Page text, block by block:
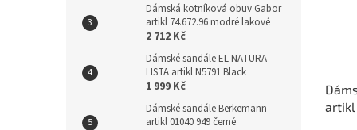
Dámská kotníková obuv Gabor
artikl 74.672.96 modré lakové
2 712 Kč
Dámské sandále EL NATURA
LISTA artikl N5791 Black
1 999 Kč
Dámské sandále Berkemann
artikl 01040 949 černé
artikl